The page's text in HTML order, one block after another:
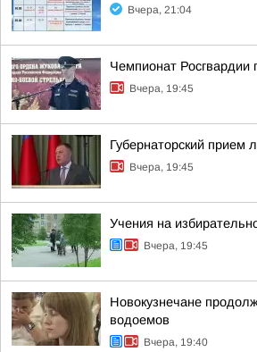
Вчера, 21:04
Чемпионат Росгвардии
Вчера, 19:45
Губернаторский прием
Вчера, 19:45
Учения на
Вчера, 19:45
Новокузнечане
водоемов
Вчера, 19:40